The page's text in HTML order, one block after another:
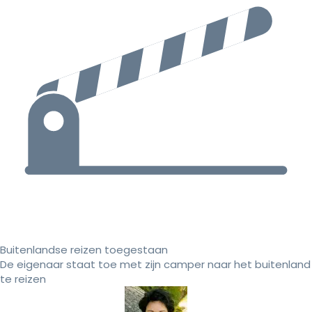
Buitenlandse reizen toegestaan
De eigenaar staat toe met zijn camper naar het buitenland
te reizen